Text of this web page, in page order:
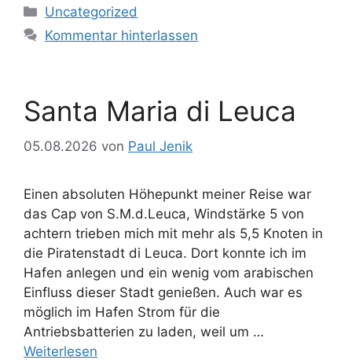
Kategorien
Uncategorized
Kommentar hinterlassen
Santa Maria di Leuca
05.08.2026 von Paul Jenik
Einen absoluten Höhepunkt meiner Reise war
das Cap von S.M.d.Leuca, Windstärke 5 von
achtern trieben mich mit mehr als 5,5 Knoten in
die Piratenstadt di Leuca. Dort konnte ich im
Hafen anlegen und ein wenig vom arabischen
Einfluss dieser Stadt genießen. Auch war es
möglich im Hafen Strom für die
Antriebsbatterien zu laden, weil um …
Weiterlesen